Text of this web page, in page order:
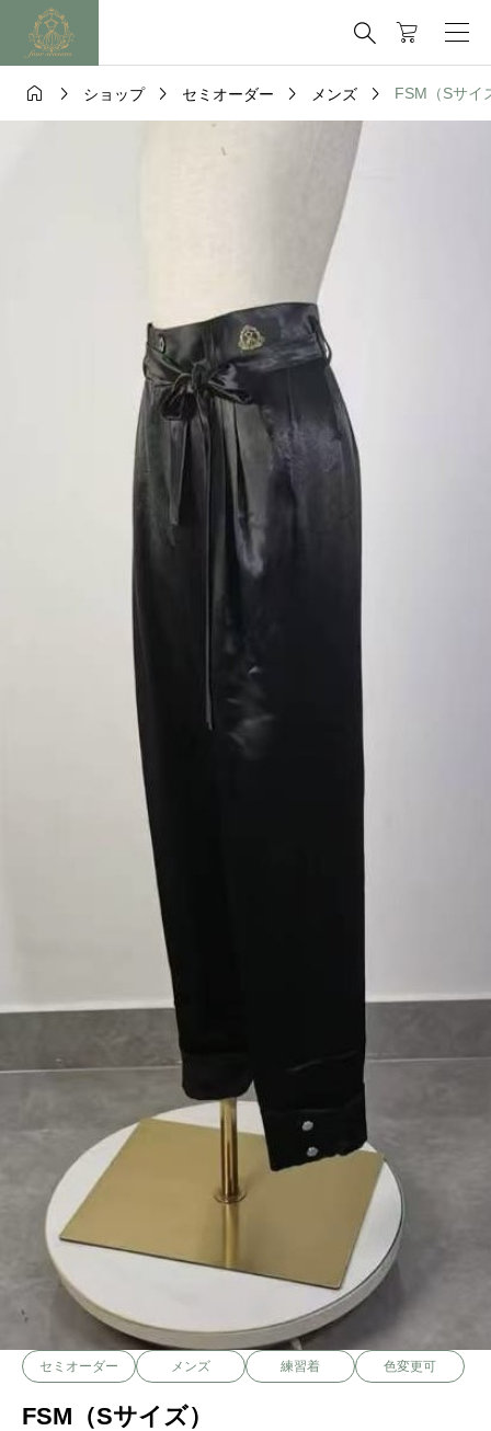

  ショップ  セミオーダー  メンズ  FSM（Sサイ
セミオーダー メンズ 練習着 色変更可
FSM（Sサイズ）